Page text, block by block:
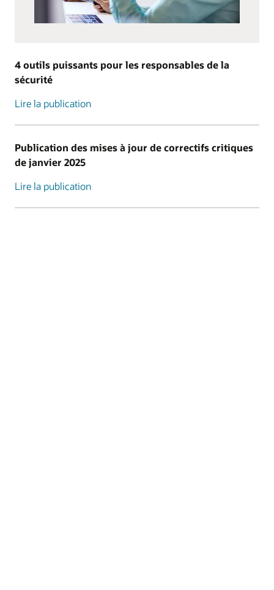
4 outils puissants pour les responsables de la
sécurité
Lire la publication
Publication des mises à jour de correctifs critiques
de janvier 2025
Lire la publication